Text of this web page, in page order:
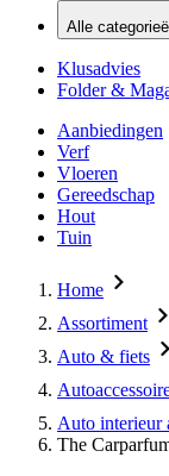
Alle
Klusadvies
Folder &
Aanbiedingen
Verf
Vloeren
Gereedschap
Hout
Tuin
Home
Assortiment
Auto & fiets
Auto interieur
The